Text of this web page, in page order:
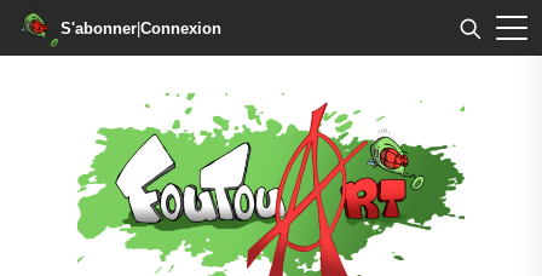
S'abonner|Connexion